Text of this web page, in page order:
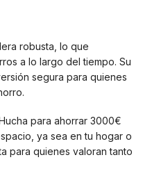
robusta, lo que
a lo largo del tiempo. Su
segura para quienes
para ahorrar 3000€
ya sea en tu hogar o
para quienes valoran tanto